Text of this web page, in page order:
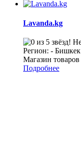
Lavanda.kg
Регион: - Бишкек
Магазин
Подробнее